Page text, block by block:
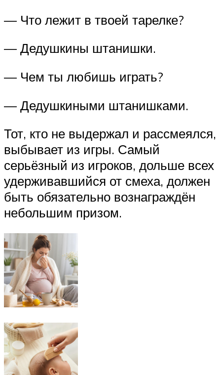
— Что лежит в твоей тарелке?
— Дедушкины штанишки.
— Чем ты любишь играть?
— Дедушкиными штанишками.
Тот, кто не выдержал и рассмеялся,
выбывает из игры. Самый
серьёзный из игроков, дольше всех
удерживавшийся от смеха, должен
быть обязательно вознаграждён
небольшим призом.